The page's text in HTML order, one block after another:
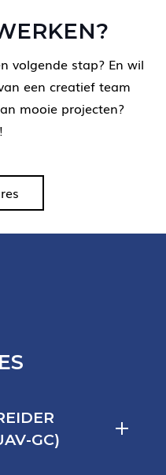
volgende stap? En wil
een creatief team
mooie projecten?
GC)